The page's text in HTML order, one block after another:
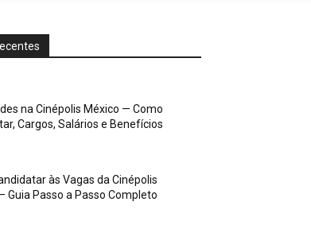
na Cinépolis México — Como
Cargos, Salários e Benefícios
às Vagas da Cinépolis
Guia Passo a Passo Completo